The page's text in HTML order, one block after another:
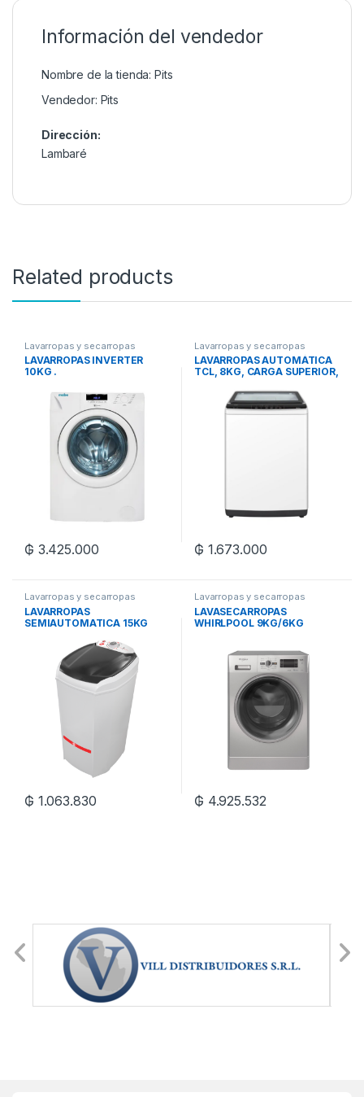
Información del vendedor
Nombre de la tienda: Pits
Vendedor: Pits
Dirección:
Lambaré
Related products
Lavarropas y secarropas
LAVARROPAS INVERTER
10KG .
₲ 3.425.000
Lavarropas y secarropas
LAVARROPAS AUTOMÁTICA
TCL, 8KG, CARGA SUPERIOR,
₲ 1.673.000
Lavarropas y secarropas
LAVARROPAS
SEMIAUTOMATICA 15KG
₲ 1.063.830
Lavarropas y secarropas
LAVASECARROPAS
WHIRLPOOL 9KG/6KG
₲ 4.925.532